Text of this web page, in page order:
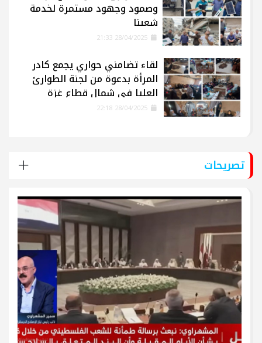
وصمود وجهود مستمرة لخدمة
شعبنا
لقاء تضامني حواري يجمع كادر
المرأة بدعوة من لجنة الطوارئ
العليا في شمال قطاع غزة
تصريحات